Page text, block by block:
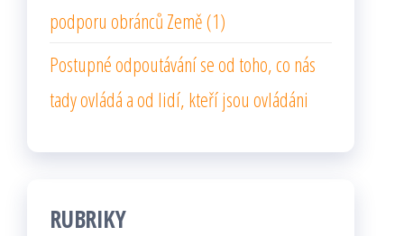
podporu obránců Země (1)
Postupné odpoutávání se od toho, co nás
tady ovládá a od lidí, kteří jsou ovládáni
RUBRIKY